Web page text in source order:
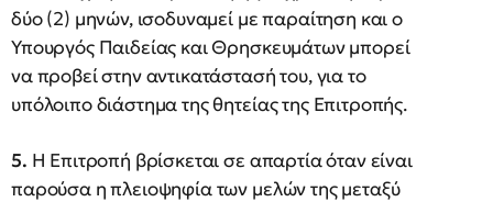
δύο (2) μηνών, ισοδυναμεί με παραίτηση και ο
Υπουργός Παιδείας και Θρησκευμάτων μπορεί
να προβεί στην αντικατάστασή του, για το
υπόλοιπο διάστημα της θητείας της Επιτροπής.
5. Η Επιτροπή βρίσκεται σε απαρτία όταν είναι
παρούσα η πλειοψηφία των μελών της μεταξύ